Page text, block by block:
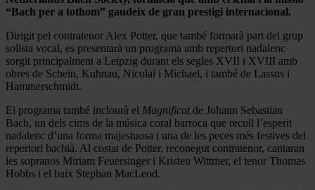
“Bach per a tothom” gaudeix de gran prestigi internacional.
Dirigit pel contratenor Alex Potter, que també formarà part del grup
solista vocal, es presentarà un programa amb repertori nadalenc
sorgit principalment a Leipzig durant els segles XVII i XVIII amb
obres de Schein, Kuhnau, Nicolai i Michael, i també de Lassus i
Hammerschmidt.
El programa també inclourà el Magnificatde Johann Sebastian
Bach, un dels cims de la música coral barroca que recull l’esperit
nadalenc d’una forma majestuosa i una de les peces més festives del
repertori bachià. Al costat de Potter, reconegut contratenor, cantaran
les sopranos Miriam Feuersinger i Kristen Wittmer, el tenor Thomas
Hobbs i el baix Stephan MacLeod.